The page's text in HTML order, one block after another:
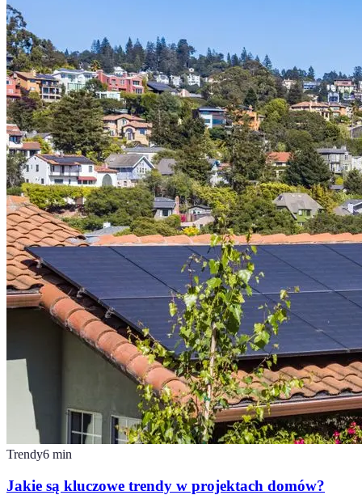
Trendy6 min
Jakie są kluczowe trendy w projektach domów?